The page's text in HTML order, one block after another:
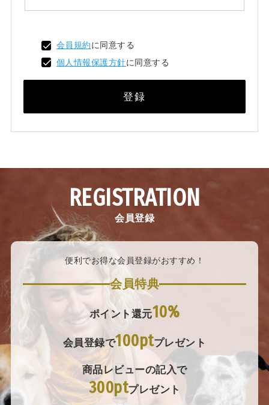
会員規約に同意する
個人情報保護方針に同意する
登録
REGISTRATION
会員登録
便利でお得な会員登録がおすすめ！
会員特典
ポイント還元10%
会員登録で100ptプレゼント
商品レビューの記入で
300ptプレゼント